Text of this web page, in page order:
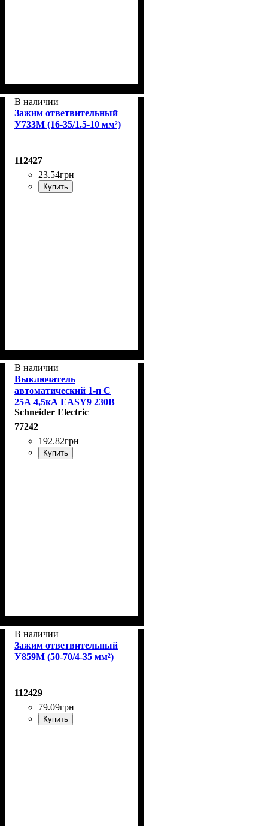
В наличии
Зажим ответвительный
У733М (16-35/1.5-10 мм²)
112427
23.54грн
Купить
В наличии
Выключатель
автоматический 1-п С
25А 4,5кА EASY9 230В
Schneider EZ9F34125
Schneider Electric
77242
192.82грн
Купить
В наличии
Зажим ответвительный
У859M (50-70/4-35 мм²)
112429
79.09грн
Купить